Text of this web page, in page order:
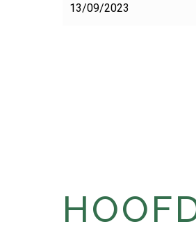
13/09/2023